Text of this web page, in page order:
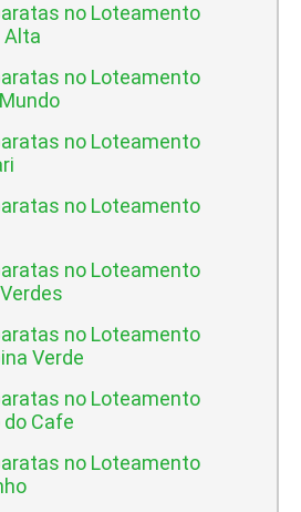
no Loteamento
Alta
no Loteamento
no Loteamento
no Loteamento
no Loteamento
no Loteamento
Verde
no Loteamento
Cafe
no Loteamento